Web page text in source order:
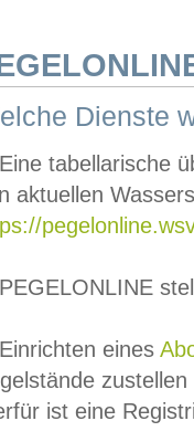
Dienste
tabellarische
aktuellen
eines
ist eine